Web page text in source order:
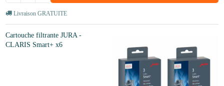
Livraison GRATUITE
Cartouche filtrante JURA -
CLARIS Smart+ x6